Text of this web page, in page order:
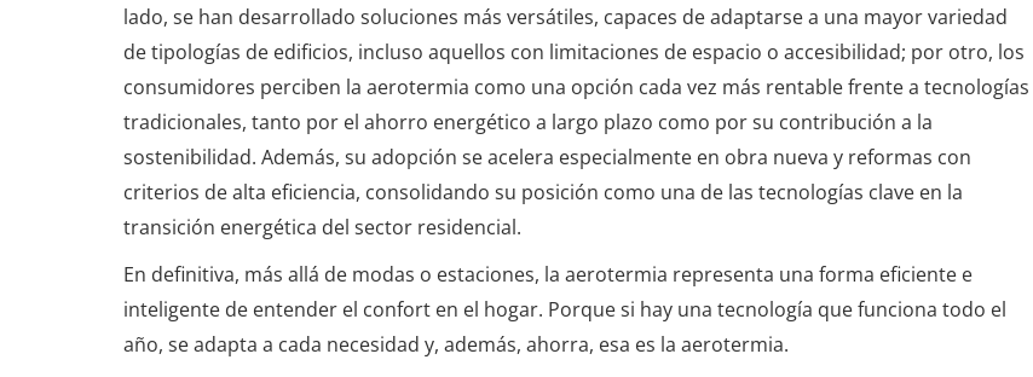
lado, se han desarrollado soluciones más versátiles, capaces de adaptarse a una mayor variedad
de tipologías de edificios, incluso aquellos con limitaciones de espacio o accesibilidad; por otro, los
consumidores perciben la aerotermia como una opción cada vez más rentable frente a tecnologías
tradicionales, tanto por el ahorro energético a largo plazo como por su contribución a la
sostenibilidad. Además, su adopción se acelera especialmente en obra nueva y reformas con
criterios de alta eficiencia, consolidando su posición como una de las tecnologías clave en la
transición energética del sector residencial.
En definitiva, más allá de modas o estaciones, la aerotermia representa una forma eficiente e
inteligente de entender el confort en el hogar. Porque si hay una tecnología que funciona todo el
año, se adapta a cada necesidad y, además, ahorra, esa es la aerotermia.